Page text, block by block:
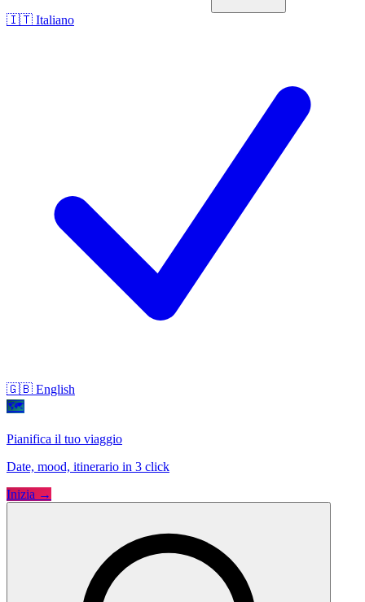
🇮🇹 Italiano
🇬🇧 English
🗺
Pianifica il tuo viaggio
Date, mood, itinerario in 3 click
Inizia →